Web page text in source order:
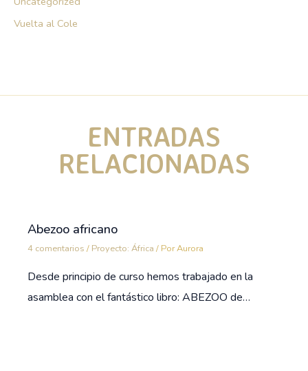
Vuelta al Cole
ENTRADAS
RELACIONADAS
Abezoo africano
4 comentarios / Proyecto: África / PorAurora
Desde principio de curso hemos trabajado en la
asamblea con el fantástico libro: ABEZOO de…